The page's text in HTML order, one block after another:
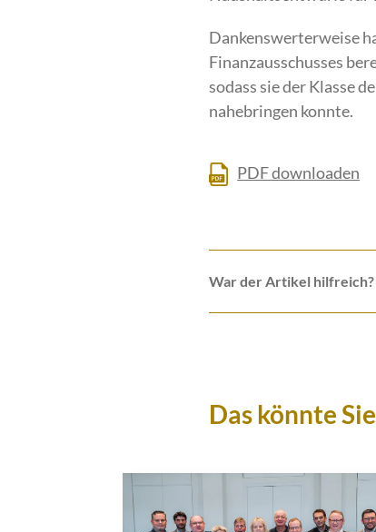
Dankenswerterweise
Finanzausschusses
sodass sie der Klasse
nahebringen konnte.
PDF downloaden
War der Artikel hilfreich?
Das könnte